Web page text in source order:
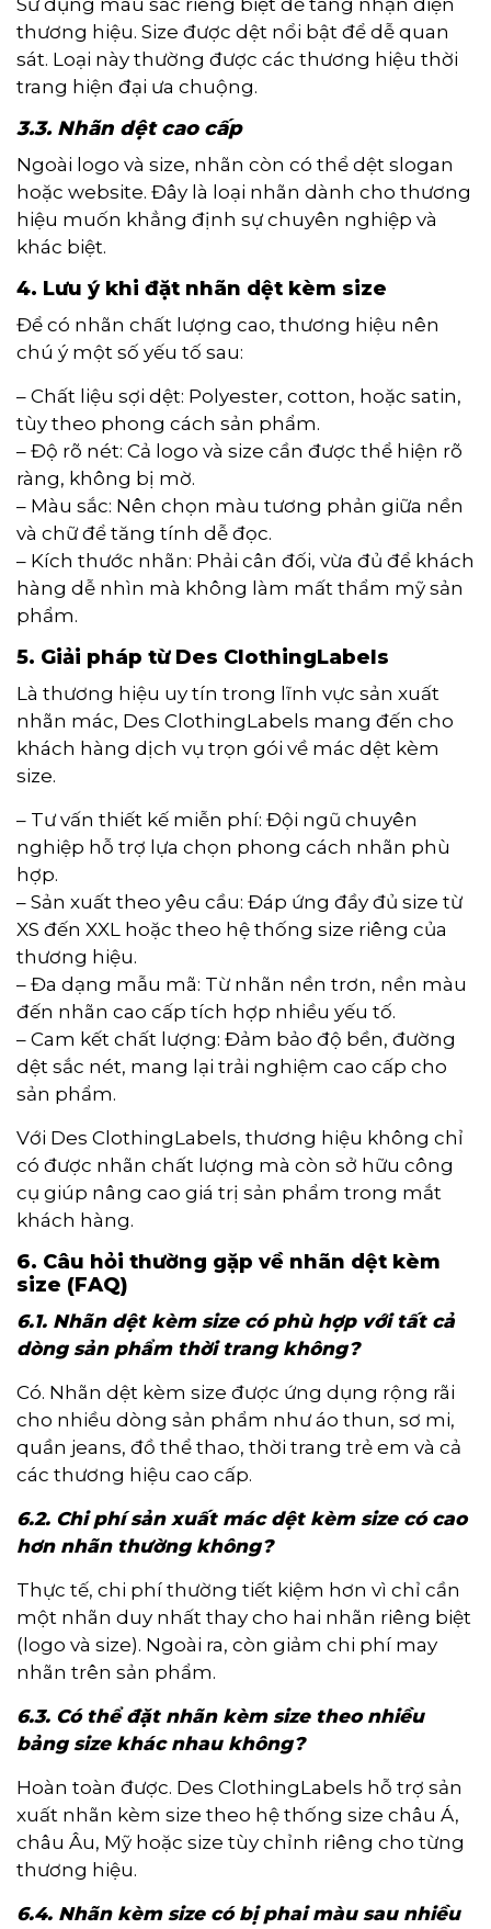
Sử dụng màu sắc riêng biệt để tăng nhận diện
thương hiệu. Size được dệt nổi bật để dễ quan
sát. Loại này thường được các thương hiệu thời
trang hiện đại ưa chuộng.
3.3. Nhãn dệt cao cấp
Ngoài logo và size, nhãn còn có thể dệt slogan
hoặc website. Đây là loại nhãn dành cho thương
hiệu muốn khẳng định sự chuyên nghiệp và
khác biệt.
4. Lưu ý khi đặt nhãn dệt kèm size
Để có nhãn chất lượng cao, thương hiệu nên
chú ý một số yếu tố sau:
– Chất liệu sợi dệt: Polyester, cotton, hoặc satin,
tùy theo phong cách sản phẩm.
– Độ rõ nét: Cả logo và size cần được thể hiện rõ
ràng, không bị mờ.
– Màu sắc: Nên chọn màu tương phản giữa nền
và chữ để tăng tính dễ đọc.
– Kích thước nhãn: Phải cân đối, vừa đủ để khách
hàng dễ nhìn mà không làm mất thẩm mỹ sản
phẩm.
5. Giải pháp từ Des ClothingLabels
Là thương hiệu uy tín trong lĩnh vực sản xuất
nhãn mác, Des ClothingLabels mang đến cho
khách hàng dịch vụ trọn gói về mác dệt kèm
size.
– Tư vấn thiết kế miễn phí: Đội ngũ chuyên
nghiệp hỗ trợ lựa chọn phong cách nhãn phù
hợp.
– Sản xuất theo yêu cầu: Đáp ứng đầy đủ size từ
XS đến XXL hoặc theo hệ thống size riêng của
thương hiệu.
– Đa dạng mẫu mã: Từ nhãn nền trơn, nền màu
đến nhãn cao cấp tích hợp nhiều yếu tố.
– Cam kết chất lượng: Đảm bảo độ bền, đường
dệt sắc nét, mang lại trải nghiệm cao cấp cho
sản phẩm.
Với Des ClothingLabels, thương hiệu không chỉ
có được nhãn chất lượng mà còn sở hữu công
cụ giúp nâng cao giá trị sản phẩm trong mắt
khách hàng.
6. Câu hỏi thường gặp về nhãn dệt kèm
size (FAQ)
6.1. Nhãn dệt kèm size có phù hợp với tất cả
dòng sản phẩm thời trang không?
Có. Nhãn dệt kèm size được ứng dụng rộng rãi
cho nhiều dòng sản phẩm như áo thun, sơ mi,
quần jeans, đồ thể thao, thời trang trẻ em và cả
các thương hiệu cao cấp.
6.2. Chi phí sản xuất mác dệt kèm size có cao
hơn nhãn thường không?
Thực tế, chi phí thường tiết kiệm hơn vì chỉ cần
một nhãn duy nhất thay cho hai nhãn riêng biệt
(logo và size). Ngoài ra, còn giảm chi phí may
nhãn trên sản phẩm.
6.3. Có thể đặt nhãn kèm size theo nhiều
bảng size khác nhau không?
Hoàn toàn được. Des ClothingLabels hỗ trợ sản
xuất nhãn kèm size theo hệ thống size châu Á,
châu Âu, Mỹ hoặc size tùy chỉnh riêng cho từng
thương hiệu.
6.4. Nhãn kèm size có bị phai màu sau nhiều